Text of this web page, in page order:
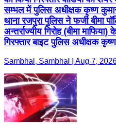
सम्भल में पुलिस अधीक्षक कृष्ण
थाना रजपुरा पुलिस ने फर्जी बीमा
अन्तर्राज्यीय गिरोह (बीमा
गिरफ्तार बाइट पुलिस अधीक्षक
Sambhal, Sambhal | Aug 7,